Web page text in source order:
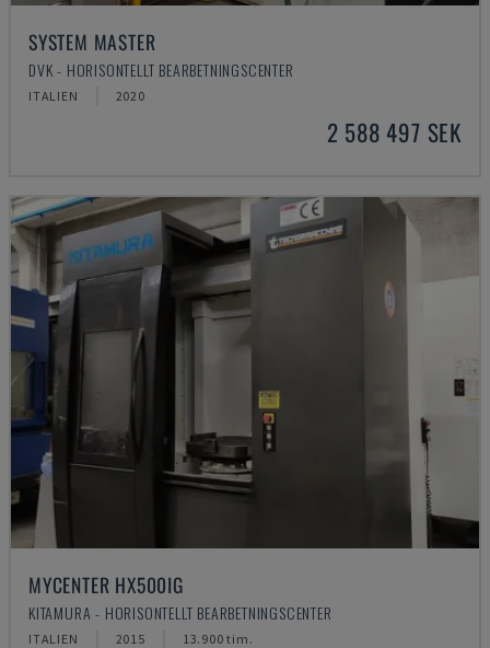
SYSTEM MASTER
DVK - HORISONTELLT BEARBETNINGSCENTER
ITALIEN 2020
2 588 497 SEK
MYCENTER HX500IG
KITAMURA - HORISONTELLT BEARBETNINGSCENTER
ITALIEN 2015 13.900 tim.